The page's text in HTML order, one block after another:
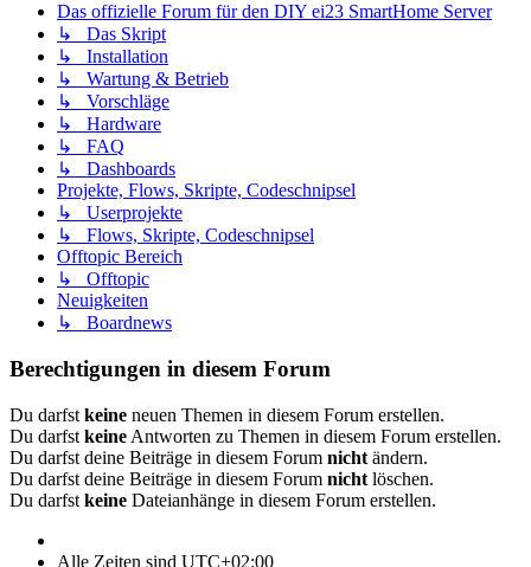
Das offizielle Forum für den DIY ei23 SmartHome Server
↳ Das Skript
↳ Installation
↳ Wartung & Betrieb
↳ Vorschläge
↳ Hardware
↳ FAQ
↳ Dashboards
Projekte, Flows, Skripte, Codeschnipsel
↳ Userprojekte
↳ Flows, Skripte, Codeschnipsel
Offtopic Bereich
↳ Offtopic
Neuigkeiten
↳ Boardnews
Berechtigungen in diesem Forum
Du darfst keine neuen Themen in diesem Forum erstellen.
Du darfst keine Antworten zu Themen in diesem Forum erstellen.
Du darfst deine Beiträge in diesem Forum nicht ändern.
Du darfst deine Beiträge in diesem Forum nicht löschen.
Du darfst keine Dateianhänge in diesem Forum erstellen.
Alle Zeiten sind UTC+02:00